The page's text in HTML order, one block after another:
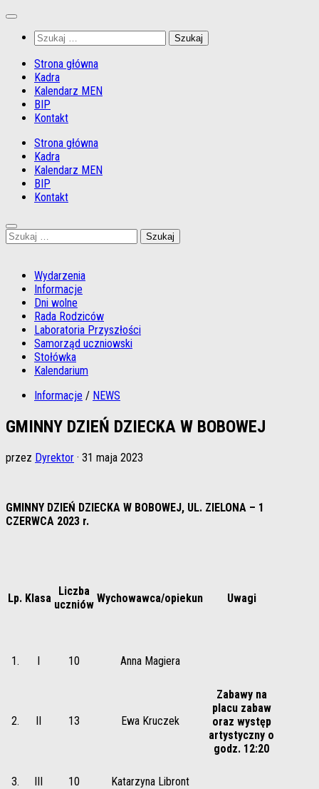
Przejdź
treści
Szukaj:
Strona główna
Kadra
Kalendarz MEN
BIP
Kontakt
Strona główna
Kadra
Kalendarz MEN
BIP
Kontakt
Szukaj:
Wydarzenia
Informacje
Dni wolne
Rada Rodziców
Laboratoria Przyszłości
Samorząd uczniowski
Stołówka
Kalendarium
Informacje / NEWS
GMINNY DZIEŃ DZIECKA W BOBOWEJ
przez Dyrektor · 31 maja 2023
GMINNY DZIEŃ DZIECKA W BOBOWEJ, UL. ZIELONA – 1
CZERWCA 2023 r.
Lp. Klasa
Liczba
uczniów Wychowawca/opiekun Uwagi
1. I 10 Anna Magiera
Zabawy na
placu zabaw
oraz występ
artystyczny o
godz. 12:20
2. II 13 Ewa Kruczek
3. III 10 Katarzyna Libront